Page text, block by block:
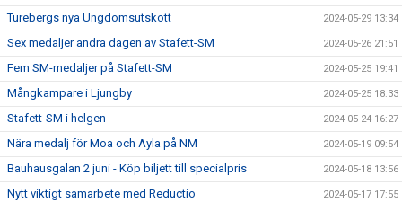
Turebergs nya Ungdomsutskott 2024-05-29 13:34
Sex medaljer andra dagen av Stafett-SM 2024-05-26 21:51
Fem SM-medaljer på Stafett-SM 2024-05-25 19:41
Mångkampare i Ljungby 2024-05-25 18:33
Stafett-SM i helgen 2024-05-24 16:27
Nära medalj för Moa och Ayla på NM 2024-05-19 09:54
Bauhausgalan 2 juni - Köp biljett till specialpris 2024-05-18 13:56
Nytt viktigt samarbete med Reductio 2024-05-17 17:55